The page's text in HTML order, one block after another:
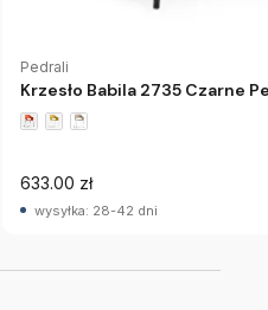
Pedrali
Krzesło Babila 2735 Czarne
633.00 zł
wysyłka: 28-42 dni